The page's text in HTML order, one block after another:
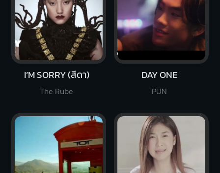
I’M SORRY (สีดา)
The Rube
DAY ONE
PUN